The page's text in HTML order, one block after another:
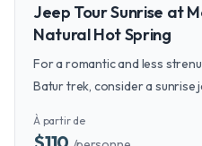
Jeep Tour Sunrise at
Natural Hot Spring
For a romantic and less
Batur trek, consider a sunrise
breathtaking vistas before a
spring together.
À partir de